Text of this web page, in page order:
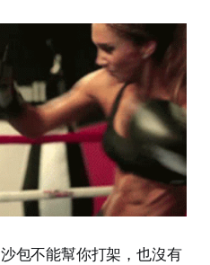
沙包不能幫你打架，也沒有